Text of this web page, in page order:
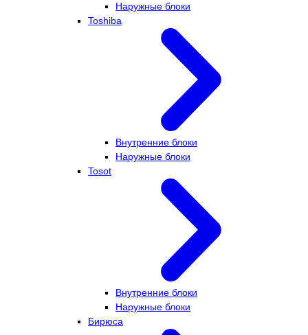
Наружные блоки
Toshiba
Внутренние блоки
Наружные блоки
Tosot
Внутренние блоки
Наружные блоки
Бирюса